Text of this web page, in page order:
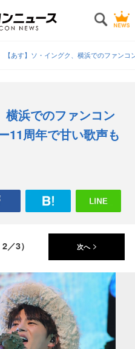
【あす】ソ・イングク、横浜でのファン
横浜でのファンコン
11周年で甘い歌声も
／3） 次へ